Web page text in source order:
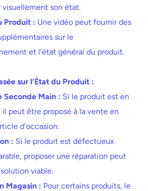
visuellement son état.
Produit : Une vidéo peut fournir des
sur le
et l’état général du produit.
sur l’État du Produit :
Seconde Main : Si le produit est en
il peut être proposé à la vente en
d’occasion.
: Si le produit est défectueux
proposer une réparation peut
viable.
Magasin : Pour certains produits, le